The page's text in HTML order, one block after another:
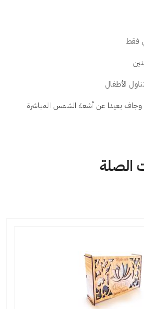
فقط
الأطفال
وجاف بعيدا عن أشعة الشمس المباشرة
الصلة